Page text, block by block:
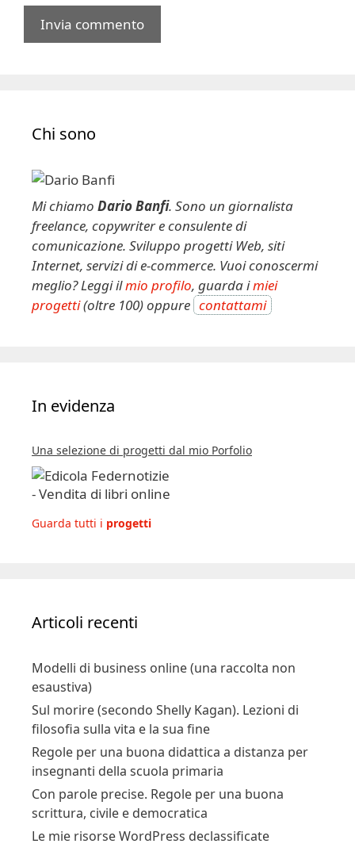
v
Chi sono
Mi chiamo Dario Banfi. Sono un giornalista
freelance, copywriter e consulente di
comunicazione. Sviluppo progetti Web, siti
Internet, servizi di e-commerce. Vuoi conoscermi
meglio? Leggi ilmio profilo, guarda imiei
progetti(oltre 100) oppure contattami
In evidenza
Una selezione di progetti dal mio Porfolio
Guarda tutti i progetti
Articoli recenti
Modelli di business online (una raccolta non
esaustiva)
Sul morire (secondo Shelly Kagan). Lezioni di
filosofia sulla vita e la sua fine
Regole per una buona didattica a distanza per
insegnanti della scuola primaria
Con parole precise. Regole per una buona
scrittura, civile e democratica
Le mie risorse WordPress declassificate